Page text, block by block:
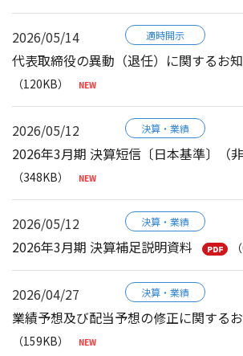
2026/05/14 適時開示
代表取締役の異動（退任）に関するお
（120KB）
2026/05/12 決算・業績
2026年3月期 決算短信〔日本基準〕（非
（348KB）
2026/05/12 決算・業績
2026年3月期 決算補足説明資料
2026/04/27 決算・業績
業績予想及び配当予想の修正に関する
（159KB）